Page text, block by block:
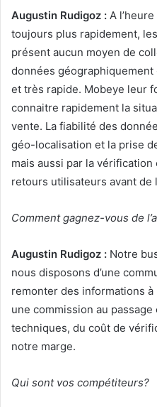
Augustin Rudigoz : A
toujours plus rapidement,
présent aucun moyen de
données
et très rapide. Mobeye leur
connaitre rapidement la
vente. La fiabilité des
géo-localisation et la prise
mais aussi par la
retours utilisateurs avant de
Comment gagnez-vous de
Augustin Rudigoz : Notre
nous disposons d’une
remonter des informations
une commission au
techniques, du coût de
notre marge.
Qui sont vos compétiteurs?